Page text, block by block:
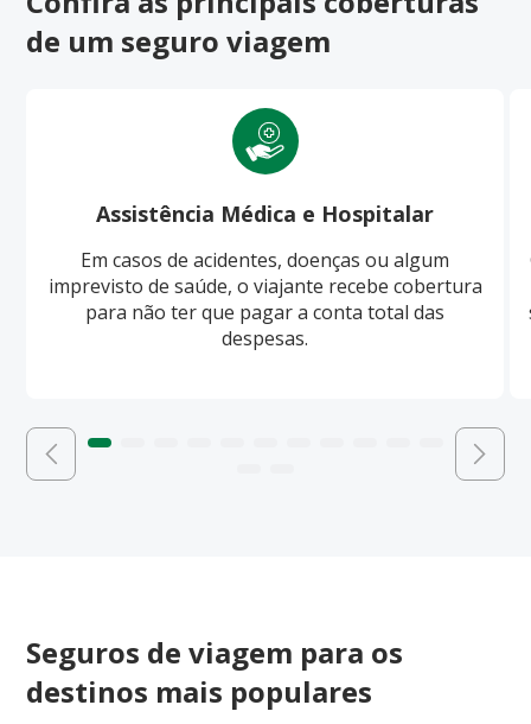
de um seguro viagem
Assistência Médica e Hospitalar
Em casos de acidentes, doenças ou algum
imprevisto de saúde, o viajante recebe cobertura
para não ter que pagar a conta total das
despesas.
Seguros de viagem para os
destinos mais populares